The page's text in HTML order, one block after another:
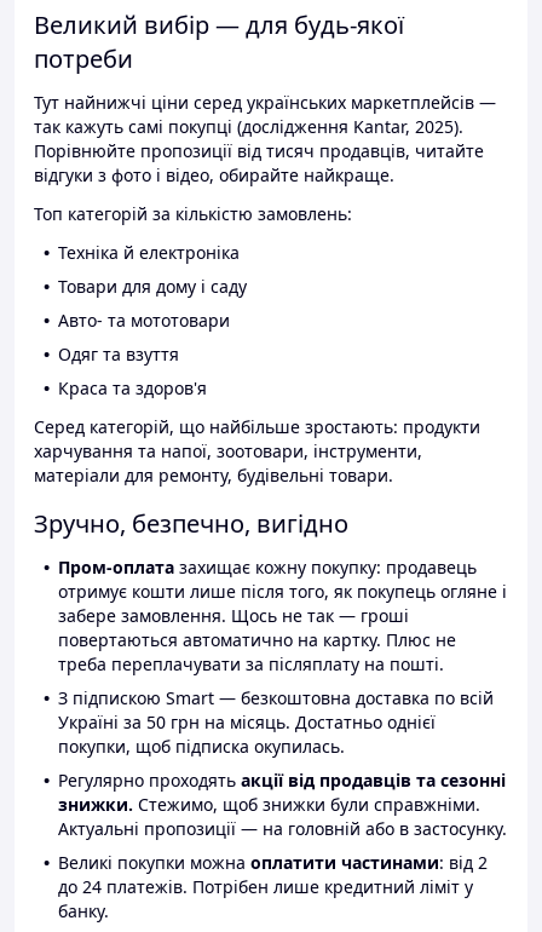
Великий вибір — для будь-якої
потреби
Тут найнижчі ціни серед українських маркетплейсів —
так кажуть самі покупці (дослідження Kantar, 2025).
Порівнюйте пропозиції від тисяч продавців, читайте
відгуки з фото і відео, обирайте найкраще.
Топ категорій за кількістю замовлень:
Техніка й електроніка
Товари для дому і саду
Авто- та мототовари
Одяг та взуття
Краса та здоров'я
Серед категорій, що найбільше зростають: продукти
харчування та напої, зоотовари, інструменти,
матеріали для ремонту, будівельні товари.
Зручно, безпечно, вигідно
Пром-оплата захищає кожну покупку: продавець
отримує кошти лише після того, як покупець огляне і
забере замовлення. Щось не так — гроші
повертаються автоматично на картку. Плюс не
треба переплачувати за післяплату на пошті.
З підпискою Smart — безкоштовна доставка по всій
Україні за 50 грн на місяць. Достатньо однієї
покупки, щоб підписка окупилась.
Регулярно проходять акції від продавців та сезонні
знижки. Стежимо, щоб знижки були справжніми.
Актуальні пропозиції — на головній або в застосунку.
Великі покупки можна оплатити частинами: від 2
до 24 платежів. Потрібен лише кредитний ліміт у
банку.